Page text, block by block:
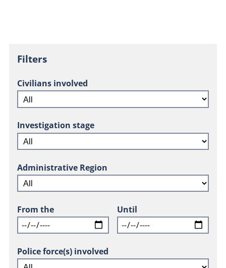
Filters
Civilians involved
Investigation stage
Administrative Region
From the Until
Police force(s) involved